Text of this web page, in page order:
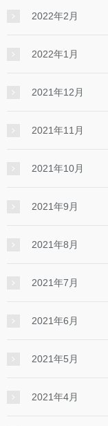
2022年2月
2022年1月
2021年12月
2021年11月
2021年10月
2021年9月
2021年8月
2021年7月
2021年6月
2021年5月
2021年4月